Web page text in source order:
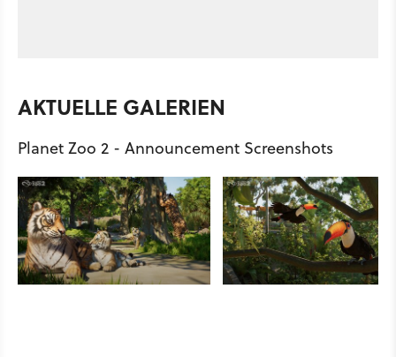
AKTUELLE GALERIEN
Planet Zoo 2 - Announcement Screenshots